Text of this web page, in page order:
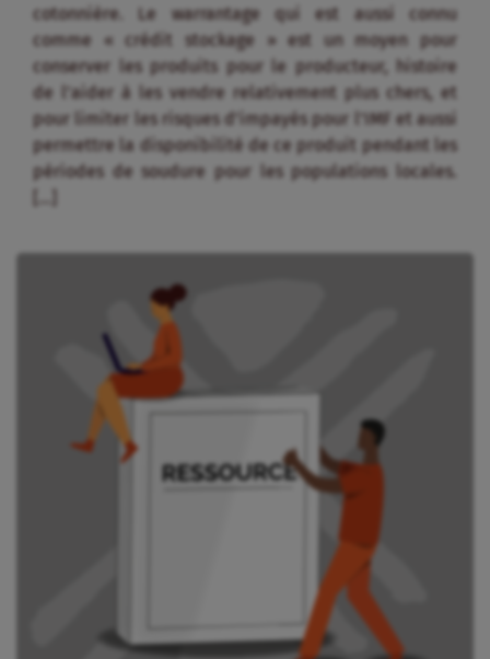
cotonnière. Le warrantage qui est aussi connu
comme « crédit stockage » est un moyen pour
conserver les produits pour le producteur, histoire
de l’aider à les vendre relativement plus chers, et
pour limiter les risques d’impayés pour l’IMF et aussi
permettre la disponibilité de ce produit pendant les
périodes de soudure pour les populations locales.